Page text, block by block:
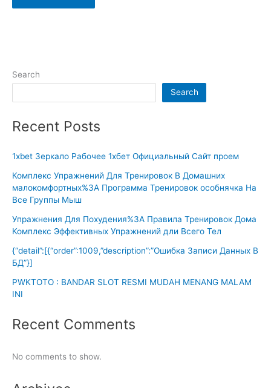
Search
Search
Recent Posts
1xbet Зеркало Рабочее 1хбет Официальный Сайт проем
Комплекс Упражнений Для Тренировок В Домашних
малокомфортных%3A Программа Тренировок особнячка На
Все Группы Мыш
Упражнения Для Похудения%3A Правила Тренировок Дома
Комплекс Эффективных Упражнений дли Всего Тел
{“detail”:[{“order”:1009,”description”:”Ошибка Записи Данных В
БД”}]
PWKTOTO : BANDAR SLOT RESMI MUDAH MENANG MALAM
INI
Recent Comments
No comments to show.